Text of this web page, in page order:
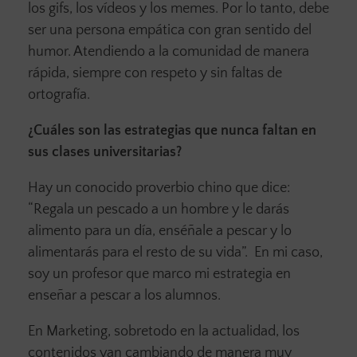
los gifs, los vídeos y los memes. Por lo tanto, debe
ser una persona empática con gran sentido del
humor. Atendiendo a la comunidad de manera
rápida, siempre con respeto y sin faltas de
ortografía.
¿Cuáles son las estrategias que nunca faltan en
sus clases universitarias?
Hay un conocido proverbio chino que dice:
“Regala un pescado a un hombre y le darás
alimento para un día, enséñale a pescar y lo
alimentarás para el resto de su vida”. En mi caso,
soy un profesor que marco mi estrategia en
enseñar a pescar a los alumnos.
En Marketing, sobretodo en la actualidad, los
contenidos van cambiando de manera muy